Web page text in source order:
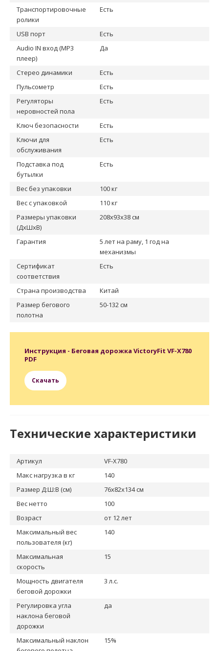
Транспортировочные
ролики
Есть
USB порт
Есть
Audio IN вход (MP3
плеер)
Да
Стерео динамики
Есть
Пульсометр
Есть
Регуляторы
неровностей пола
Есть
Ключ безопасности
Есть
Ключи для
обслуживания
Есть
Подставка под
бутылки
Есть
Вес без упаковки
100 кг
Вес с упаковкой
110 кг
Размеры упаковки
(ДxШxВ)
208x93x38 см
Гарантия
5 лет на раму, 1 год на
механизмы
Сертификат
соответствия
Есть
Страна производства
Китай
Размер бегового
полотна
50-132 см
Инструкция - Беговая дорожка VictoryFit VF-X780
PDF
Скачать
Технические характеристики
Артикул
VF-X780
Макс нагрузка в кг
140
Размер Д:Ш:В (см)
76x82x134 см
Вес нетто
100
Возраст
от 12 лет
Максимальный вес
пользователя (кг)
140
Максимальная
скорость
15
Мощность двигателя
беговой дорожки
3 л.с.
Регулировка угла
наклона беговой
дорожки
да
Максимальный наклон
15%